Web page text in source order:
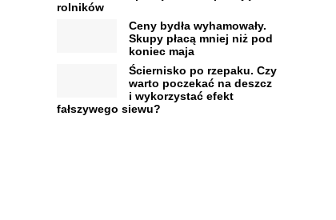
rolników
Ceny bydła wyhamowały.
Skupy płacą mniej niż pod
koniec maja
Ściernisko po rzepaku. Czy
warto poczekać na deszcz
i wykorzystać efekt
fałszywego siewu?